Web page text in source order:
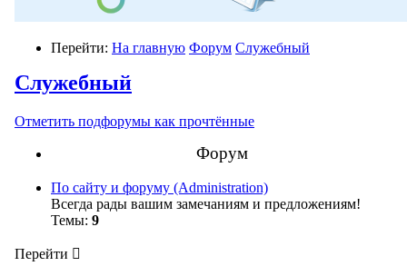
Перейти: На главную Форум Служебный
Служебный
Отметить подфорумы как прочтённые
Форум
По сайту и форуму (Administration)
Всегда рады вашим замечаниям и предложениям!
Темы: 9
Перейти